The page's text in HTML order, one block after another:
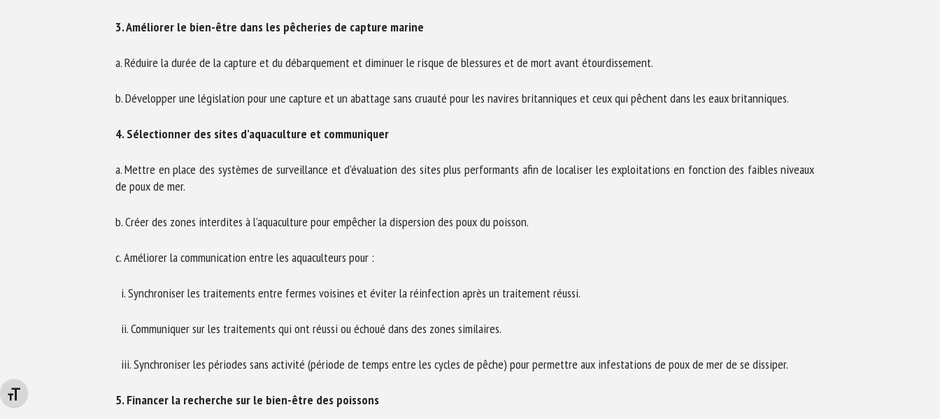
Changer la taille de la police
3. Améliorer le bien-être dans les pêcheries de capture marine
a. Réduire la durée de la capture et du débarquement et diminuer le risque de blessures et de mort avant étourdissement.
b. Développer une législation pour une capture et un abattage sans cruauté pour les navires britanniques et ceux qui pêchent dans les eaux britanniques.
4. Sélectionner des sites d’aquaculture et communiquer
a. Mettre en place des systèmes de surveillance et d’évaluation des sites plus performants afin de localiser les exploitations en fonction des faibles niveaux
de poux de mer.
b. Créer des zones interdites à l’aquaculture pour empêcher la dispersion des poux du poisson.
c. Améliorer la communication entre les aquaculteurs pour :
i. Synchroniser les traitements entre fermes voisines et éviter la réinfection après un traitement réussi.
ii. Communiquer sur les traitements qui ont réussi ou échoué dans des zones similaires.
iii. Synchroniser les périodes sans activité (période de temps entre les cycles de pêche) pour permettre aux infestations de poux de mer de se dissiper.
5. Financer la recherche sur le bien-être des poissons